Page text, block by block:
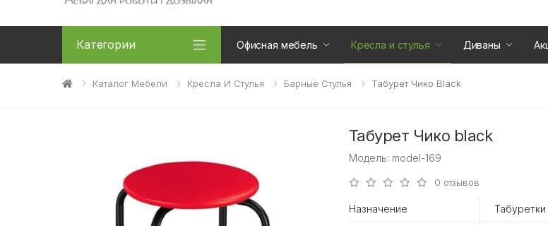
Категории Офисная мебель Кресла и стулья Диваны
Каталог Мебели Кресла И Стулья Барные Стулья Табурет Чико Black
Табурет Чико black
Модель: model-169
0 отзывов
Назначение Табуретки